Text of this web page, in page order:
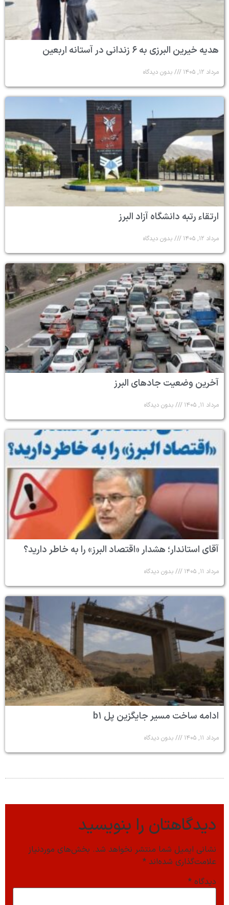
هدیه خیرین البرزی به ۶ زندانی در آستانه اربعین
مرداد ۱۲, ۱۴۰۵ بدون دیدگاه
ارتقاء رتبه دانشگاه آزاد البرز
مرداد ۱۲, ۱۴۰۵ بدون دیدگاه
آخرین وضعیت جادهای البرز
مرداد ۱۱, ۱۴۰۵ بدون دیدگاه
آقای استاندار؛ هشدار «اقتصاد البرز» را به خاطر دارید؟
مرداد ۱۱, ۱۴۰۵ بدون دیدگاه
ادامه ساخت مسیر جایگزین پل b۱
مرداد ۱۱, ۱۴۰۵ بدون دیدگاه
دیدگاهتان را بنویسید
نشانی ایمیل شما منتشر نخواهد شد. بخش‌های موردنیاز
علامت‌گذاری شده‌اند *
دیدگاه *